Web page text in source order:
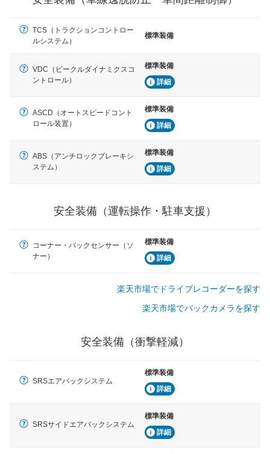
運転・駐車支援
グ・アシストやサイドブラインドモニターなどが装備さ
れています。
万が一車体が衝撃を受けたときに、運転者・同乗者を守
るSRSエアバッグシステム、プリテンショナーシートベ
ルトなどが装備されています。
TCS（トラクションコントロー
ルシステム）
標準装備
VDC（ビークルダイナミクスコ
ントロール）
標準装備
詳細
ASCD（オートスピードコント
ロール装置）
標準装備
詳細
ABS（アンチロックブレーキシ
ステム）
標準装備
詳細
安全装備（運転操作・駐車支援）
コーナー・バックセンサー（ソ
ナー）
標準装備
詳細
楽天市場でドライブレコーダーを探す
楽天市場でバックカメラを探す
安全装備（衝撃軽減）
SRSエアバックシステム
標準装備
詳細
SRSサイドエアバックシステム
標準装備
詳細